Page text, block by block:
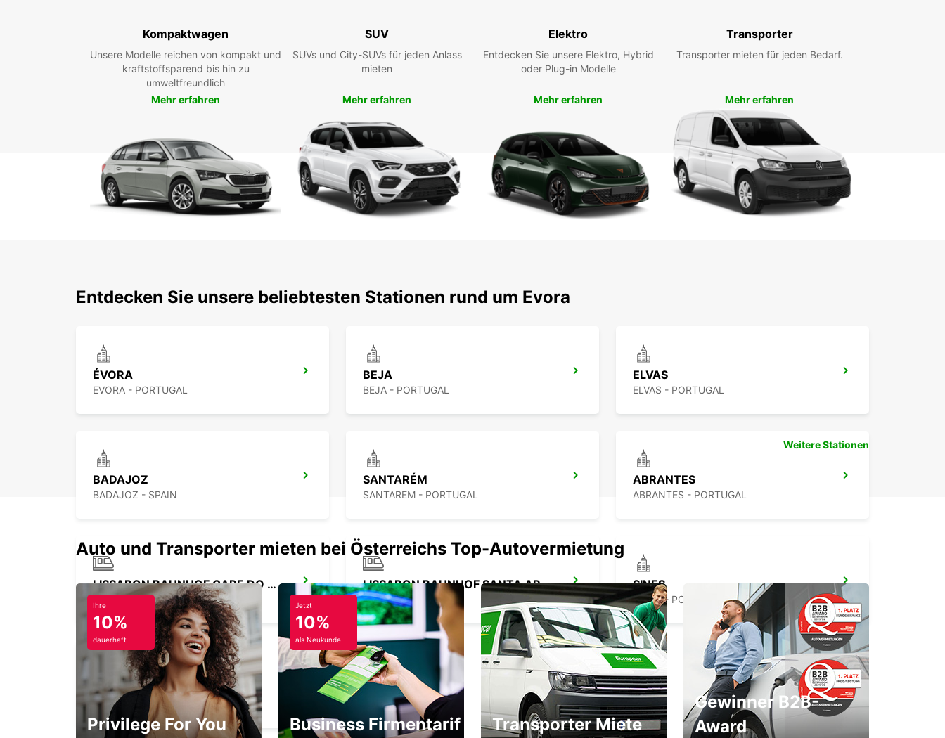
Entdecken Sie die besten Lieferwagenvermietungen in
Évora und profitieren Sie von unserem erstklassigen
noch heute Ihren Lieferwagen und genießen Sie eine
stressfreie und angenehme Transporterfahrung mit
Kompaktwagen
Unsere Modelle reichen von kompakt und
kraftstoffsparend bis hin zu
umweltfreundlich
Mehr erfahren
SUV
SUVs und City-SUVs für jeden Anlass
mieten
Mehr erfahren
Elektro
Entdecken Sie unsere Elektro, Hybrid
oder Plug-in Modelle
Mehr erfahren
Transporter
Transporter mieten für jeden Bedarf.
Mehr erfahren
Entdecken Sie unsere beliebtesten Stationen rund um Evora
ÉVORA
EVORA - PORTUGAL
BEJA
BEJA - PORTUGAL
ELVAS
ELVAS - PORTUGAL
BADAJOZ
BADAJOZ - SPAIN
SANTARÉM
SANTAREM - PORTUGAL
ABRANTES
ABRANTES - PORTUGAL
LISSABON BAHNHOF GARE DO ORIENTE
LISBOA - PORTUGAL
LISSABON BAHNHOF SANTA APOLÓNIA
LISBOA - PORTUGAL
SINES
SINES - PORTUGAL
LISSABON ALAMEDA
LISBOA - PORTUGAL
Weitere Stationen
Auto und Transporter mieten bei Österreichs Top-Autovermietung
Ihre
10%
dauerhaft
Privilege For You
Jetzt
10%
als Neukunde
Business Firmentarif Transporter Miete
Gewinner B2B-
Award